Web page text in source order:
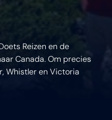
Reizen en de
Canada. Om precies
Whistler en Victoria